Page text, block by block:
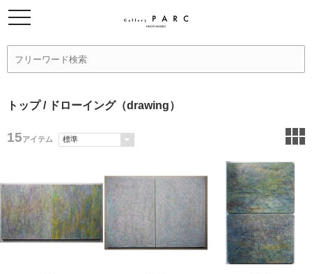
トップ/ ドローイング（drawing）
15アイテム